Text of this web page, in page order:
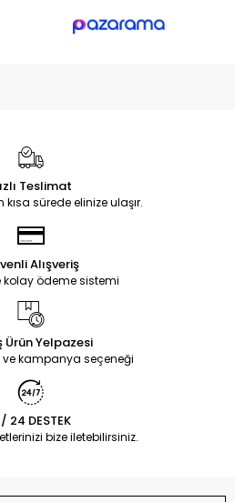
Teslimat
kısa sürede elinize ulaşır.
Alışveriş
kolay ödeme sistemi
Ürün Yelpazesi
ve kampanya seçeneği
24 DESTEK
bize iletebilirsiniz.